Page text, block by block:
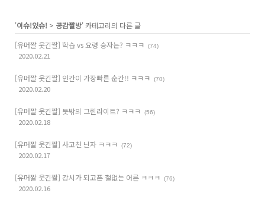
'이슈!있슈! > 공감짤방' 카테고리의 다른 글
[유머짤 웃긴짤] 학습 vs 요령 승자는? ㅋㅋㅋ
(74)
2020.02.21
[유머짤 웃긴짤] 인간이 가장빠른 순간!! ㅋㅋㅋ (70)
2020.02.20
[유머짤 웃긴짤] 뜻밖의 그린라이트? ㅋㅋㅋ (56)
2020.02.18
[유머짤 웃긴짤] 사고친 닌자 ㅋㅋㅋ (72)
2020.02.17
[유머짤 웃긴짤] 강시가 되고픈 철없는 어른 ㅋㅋㅋ (76)
2020.02.16